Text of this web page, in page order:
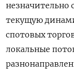
незначительно
текущую
спотовых
локальные